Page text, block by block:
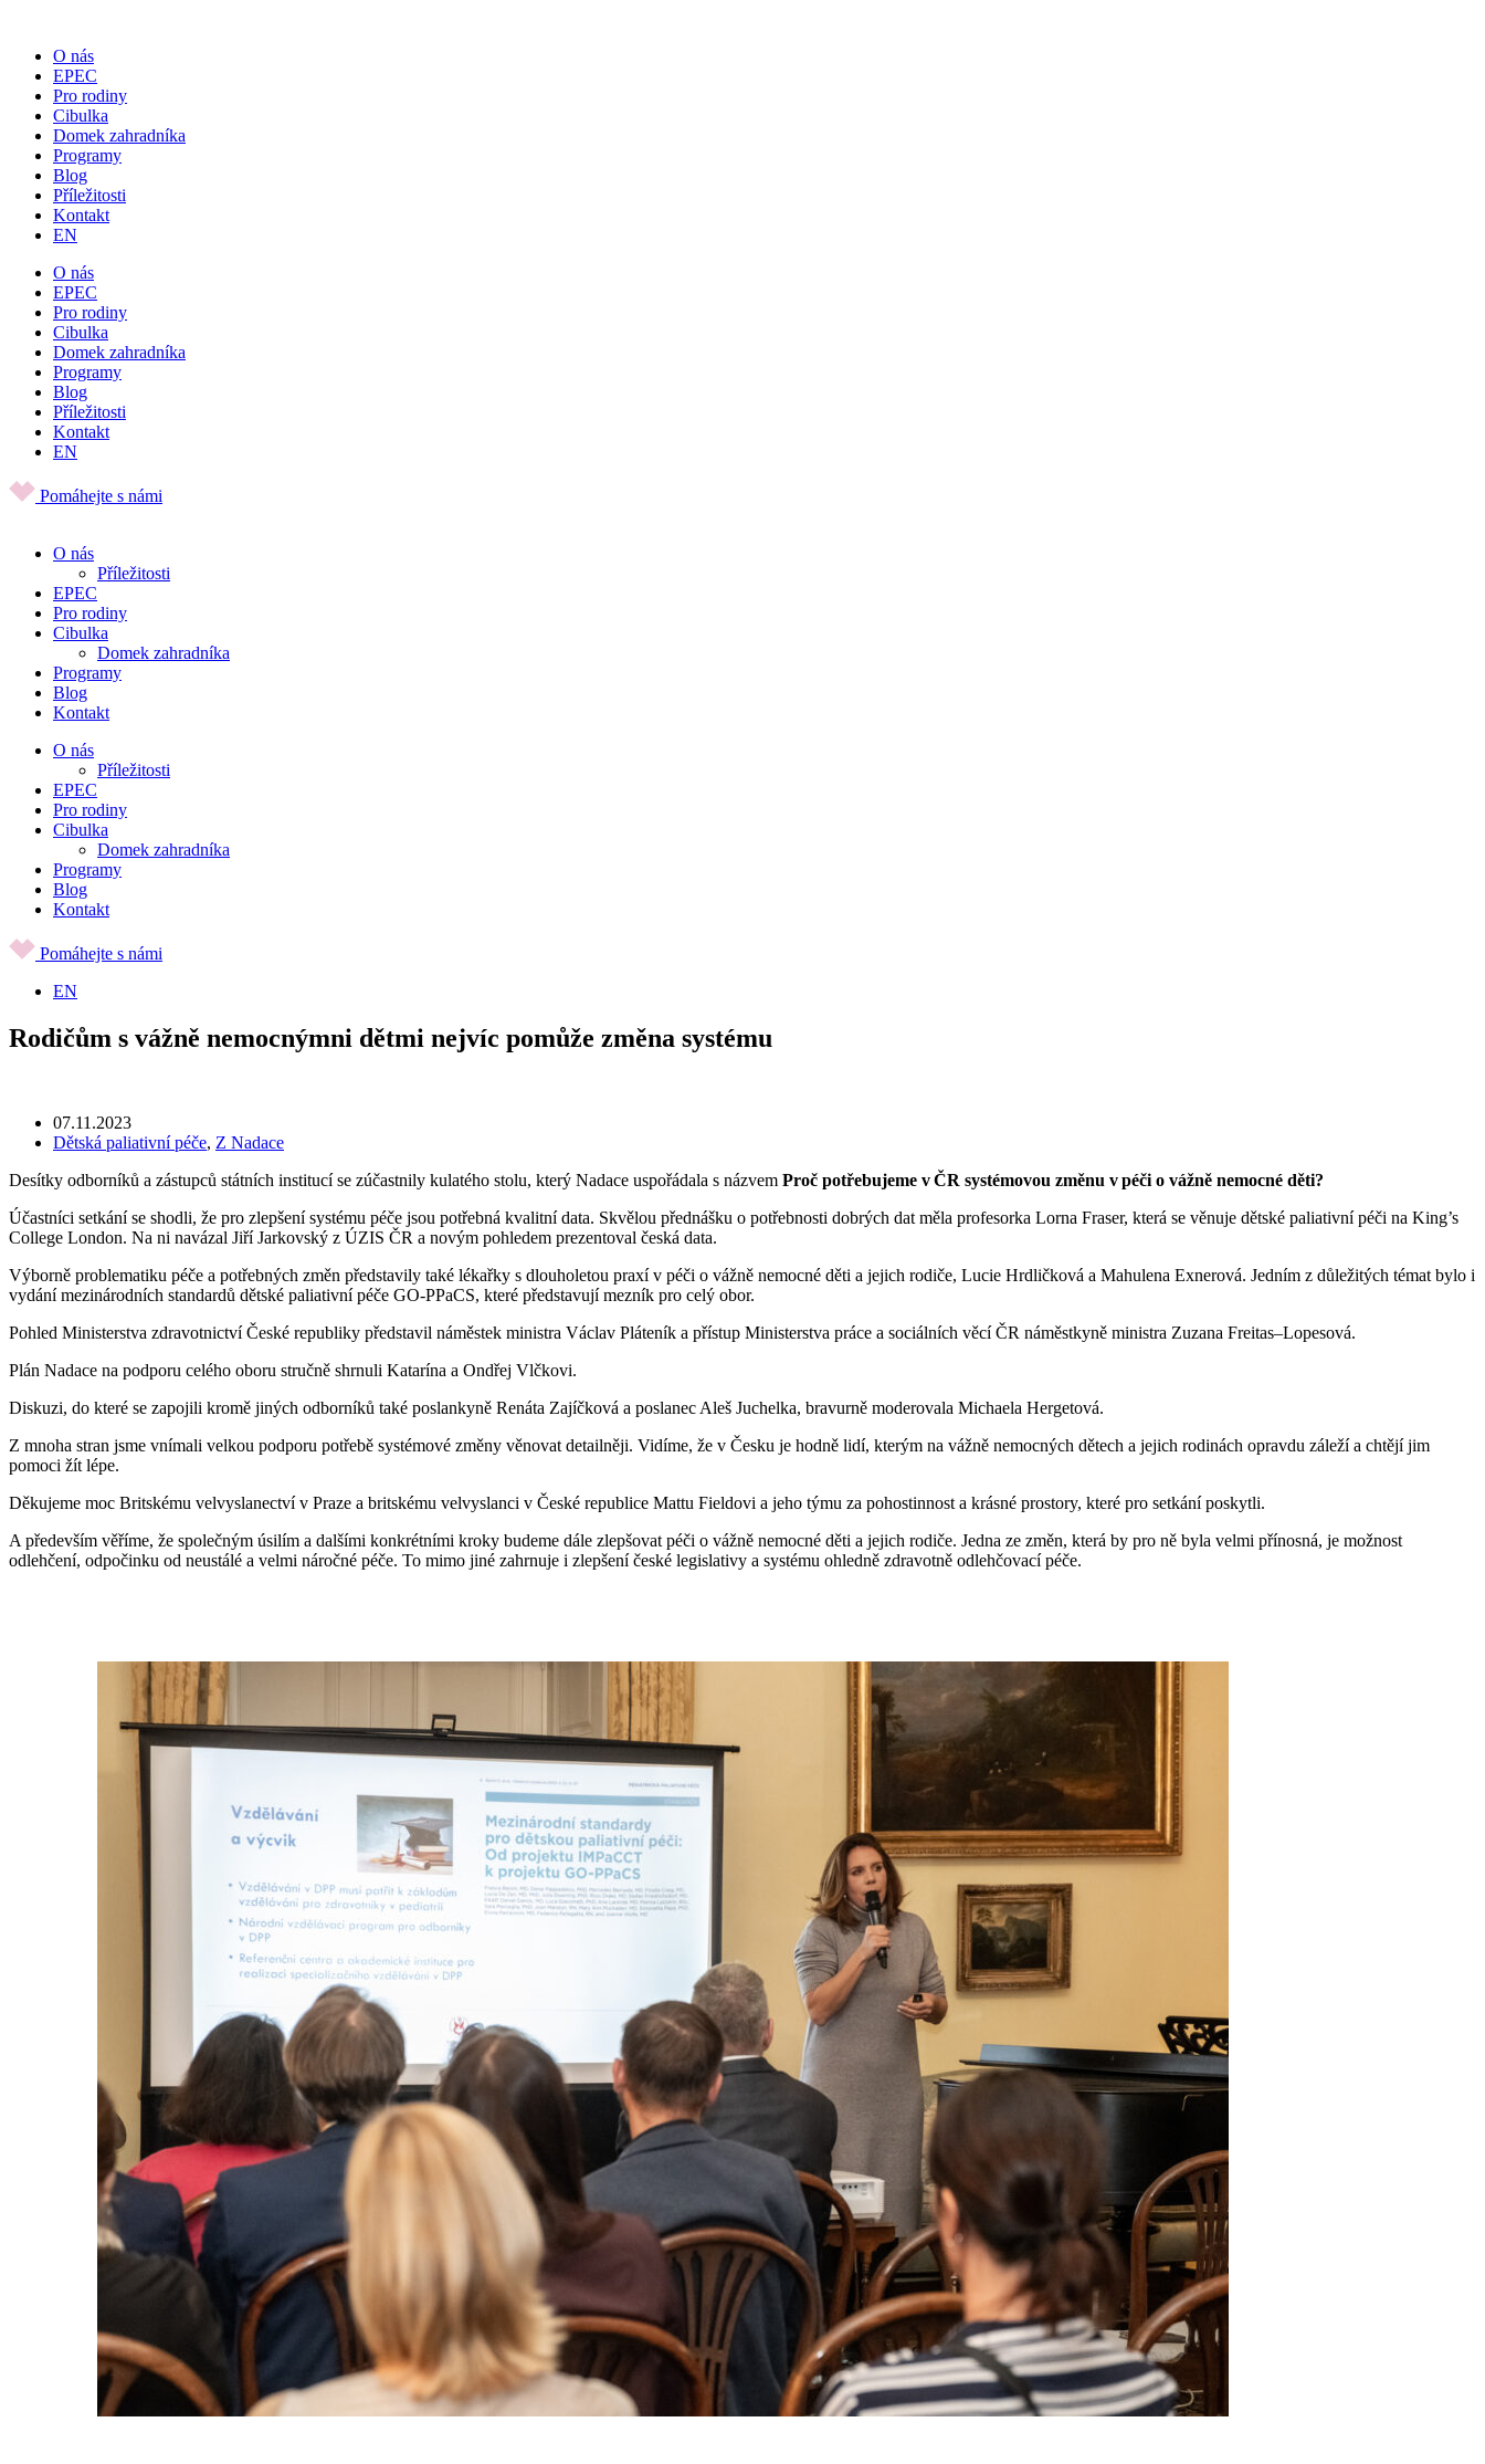
obsahuO nás
EPEC
Pro rodiny
Cibulka
Domek zahradníka
Programy
Blog
Příležitosti
Kontakt
EN
O nás
EPEC
Pro rodiny
Cibulka
Domek zahradníka
Programy
Blog
Příležitosti
Kontakt
EN
Pomáhejte s námi
O nás
Příležitosti
EPEC
Pro rodiny
Cibulka
Domek zahradníka
Programy
Blog
Kontakt
O nás
Příležitosti
EPEC
Pro rodiny
Cibulka
Domek zahradníka
Programy
Blog
Kontakt
Pomáhejte s námi
EN
Rodičům s vážně nemocnýmni dětmi nejvíc pomůže změna systému
07.11.2023
Dětská paliativní péče, Z Nadace
Desítky odborníků a zástupců státních institucí se zúčastnily kulatého stolu, který Nadace uspořádala s názvem Proč potřebujeme v ČR systémovou změnu v péči o vážně nemocné děti?
Účastníci setkání se shodli, že pro zlepšení systému péče jsou potřebná kvalitní data. Skvělou přednášku o potřebnosti dobrých dat měla profesorka Lorna Fraser, která se věnuje dětské paliativní péči na King’s
College London. Na ni navázal Jiří Jarkovský z ÚZIS ČR a novým pohledem prezentoval česká data.
Výborně problematiku péče a potřebných změn představily také lékařky s dlouholetou praxí v péči o vážně nemocné děti a jejich rodiče, Lucie Hrdličková a Mahulena Exnerová. Jedním z důležitých témat bylo i
vydání mezinárodních standardů dětské paliativní péče GO-PPaCS, které představují mezník pro celý obor.
Pohled Ministerstva zdravotnictví České republiky představil náměstek ministra Václav Pláteník a přístup Ministerstva práce a sociálních věcí ČR náměstkyně ministra Zuzana Freitas–Lopesová.
Plán Nadace na podporu celého oboru stručně shrnuli Katarína a Ondřej Vlčkovi.
Diskuzi, do které se zapojili kromě jiných odborníků také poslankyně Renáta Zajíčková a poslanec Aleš Juchelka, bravurně moderovala Michaela Hergetová.
Z mnoha stran jsme vnímali velkou podporu potřebě systémové změny věnovat detailněji. Vidíme, že v Česku je hodně lidí, kterým na vážně nemocných dětech a jejich rodinách opravdu záleží a chtějí jim
pomoci žít lépe.
Děkujeme moc Britskému velvyslanectví v Praze a britskému velvyslanci v České republice Mattu Fieldovi a jeho týmu za pohostinnost a krásné prostory, které pro setkání poskytli.
A především věříme, že společným úsilím a dalšími konkrétními kroky budeme dále zlepšovat péči o vážně nemocné děti a jejich rodiče. Jedna ze změn, která by pro ně byla velmi přínosná, je možnost
odlehčení, odpočinku od neustálé a velmi náročné péče. To mimo jiné zahrnuje i zlepšení české legislativy a systému ohledně zdravotně odlehčovací péče.